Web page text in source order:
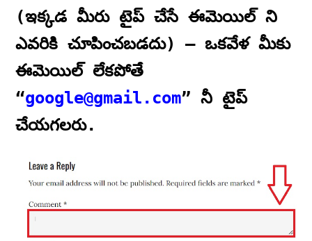
(ఇక్కడ మీరు టైప్ చేసే ఈమెయిల్ ని
ఎవరికి చూపించబడదు) – ఒకవేళ మీకు
ఈమెయిల్ లేకపోతే
“google@gmail.com” నీ టైప్
చేయగలరు.